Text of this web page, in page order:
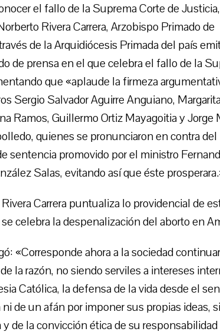
el fallo de la Suprema Corte de
Rivera Carrera, Arzobispo Primado de
de la Arquidiócesis Primada del país
de prensa en el que celebra el fallo de la
que «aplaude la firmeza
Sergio Salvador Aguirre Anguiano,
Ramos, Guillermo Ortiz Mayagoitia y Jorge
quienes se pronunciaron en contra del
sentencia promovido por el ministro
Salas, evitando así que éste
Carrera puntualiza lo providencial de
celebra la despenalización del aborto en
«Corresponde ahora a la sociedad
la razón, no siendo serviles a intereses
Católica, la defensa de la vida desde el
de un afán por imponer sus propias ideas,
de la convicción ética de su